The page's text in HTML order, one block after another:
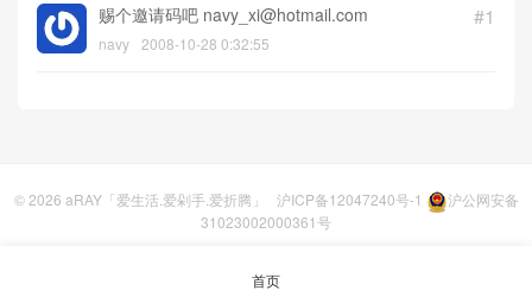
#1
赐个邀请码吧 navy_xi@hotmail.com
navy 2008-10-28 0:32:55
© 2026 aRAY「爱生活.爱剁手.爱折腾」 沪ICP备12047240号-1
沪公网安备
31023002000361号
首页